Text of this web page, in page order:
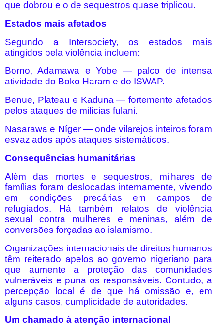
que dobrou e o de sequestros quase triplicou.
Estados mais afetados
Segundo a Intersociety, os estados mais
atingidos pela violência incluem:
Borno, Adamawa e Yobe — palco de intensa
atividade do Boko Haram e do ISWAP.
Benue, Plateau e Kaduna — fortemente afetados
pelos ataques de milícias fulani.
Nasarawa e Níger — onde vilarejos inteiros foram
esvaziados após ataques sistemáticos.
Consequências humanitárias
Além das mortes e sequestros, milhares de
famílias foram deslocadas internamente, vivendo
em condições precárias em campos de
refugiados. Há também relatos de violência
sexual contra mulheres e meninas, além de
conversões forçadas ao islamismo.
Organizações internacionais de direitos humanos
têm reiterado apelos ao governo nigeriano para
que aumente a proteção das comunidades
vulneráveis e puna os responsáveis. Contudo, a
percepção local é de que há omissão e, em
alguns casos, cumplicidade de autoridades.
Um chamado à atenção internacional